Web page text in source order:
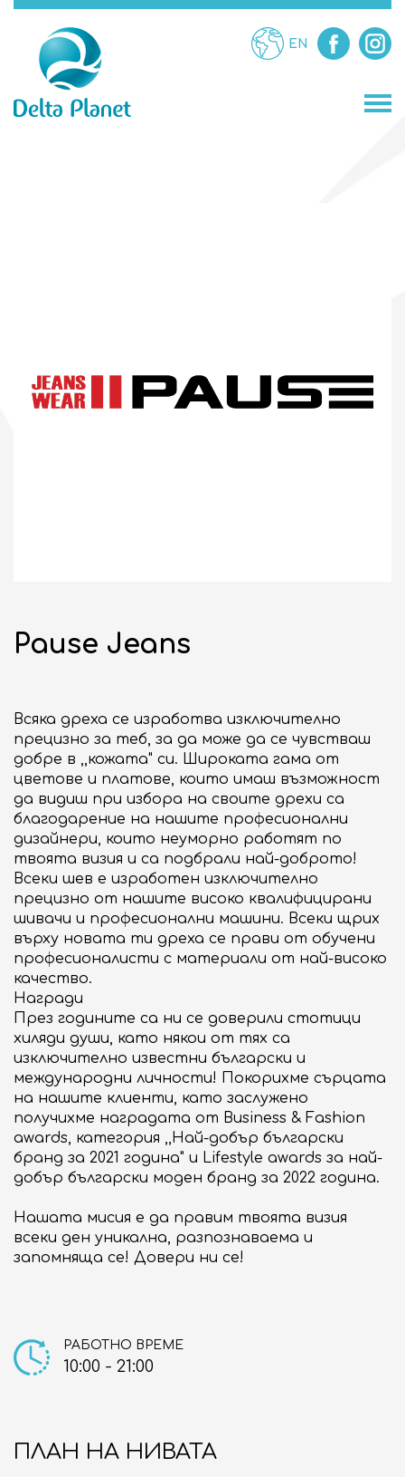
EN
РАБОТНО ВРЕМЕ
10:00 - 21:00
Pause Jeans
Всяка дреха се изработва изключително
прецизно за теб, за да може да се чувстваш
добре в ,,кожата" си. Широката гама от
цветове и платове, които имаш възможност
да видиш при избора на своите дрехи са
благодарение на нашите професионални
дизайнери, които неуморно работят по
твоята визия и са подбрали най-доброто!
Всеки шев е изработен изключително
прецизно от нашите високо квалифицирани
шивачи и професионални машини. Всеки щрих
върху новата ти дреха се прави от обучени
професионалисти с материали от най-високо
качество.
Награди
През годините са ни се доверили стотици
хиляди души, като някои от тях са
изключително известни български и
международни личности! Покорихме сърцата
на нашите клиенти, като заслужено
получихме наградата от Business & Fashion
awards, категория ,,Най-добър български
бранд за 2021 година" и Lifestyle awards за най-
добър български моден бранд за 2022 година.
Нашата мисия е да правим твоята визия
всеки ден уникална, разпознаваема и
запомняща се! Довери ни се!
ПЛАН НА НИВАТА
ПРОМОЦИИ
бул. "Сливница" 185
ВИЖ НА КАРТАТА
ОБЩИ УСЛОВИЯ
БИЗНЕС ВЪЗМОЖНОСТИ
Търговски площи под наем
Реклама и организиране на събития
ЗА DELTA PLANET MALL
За нас
Контакт